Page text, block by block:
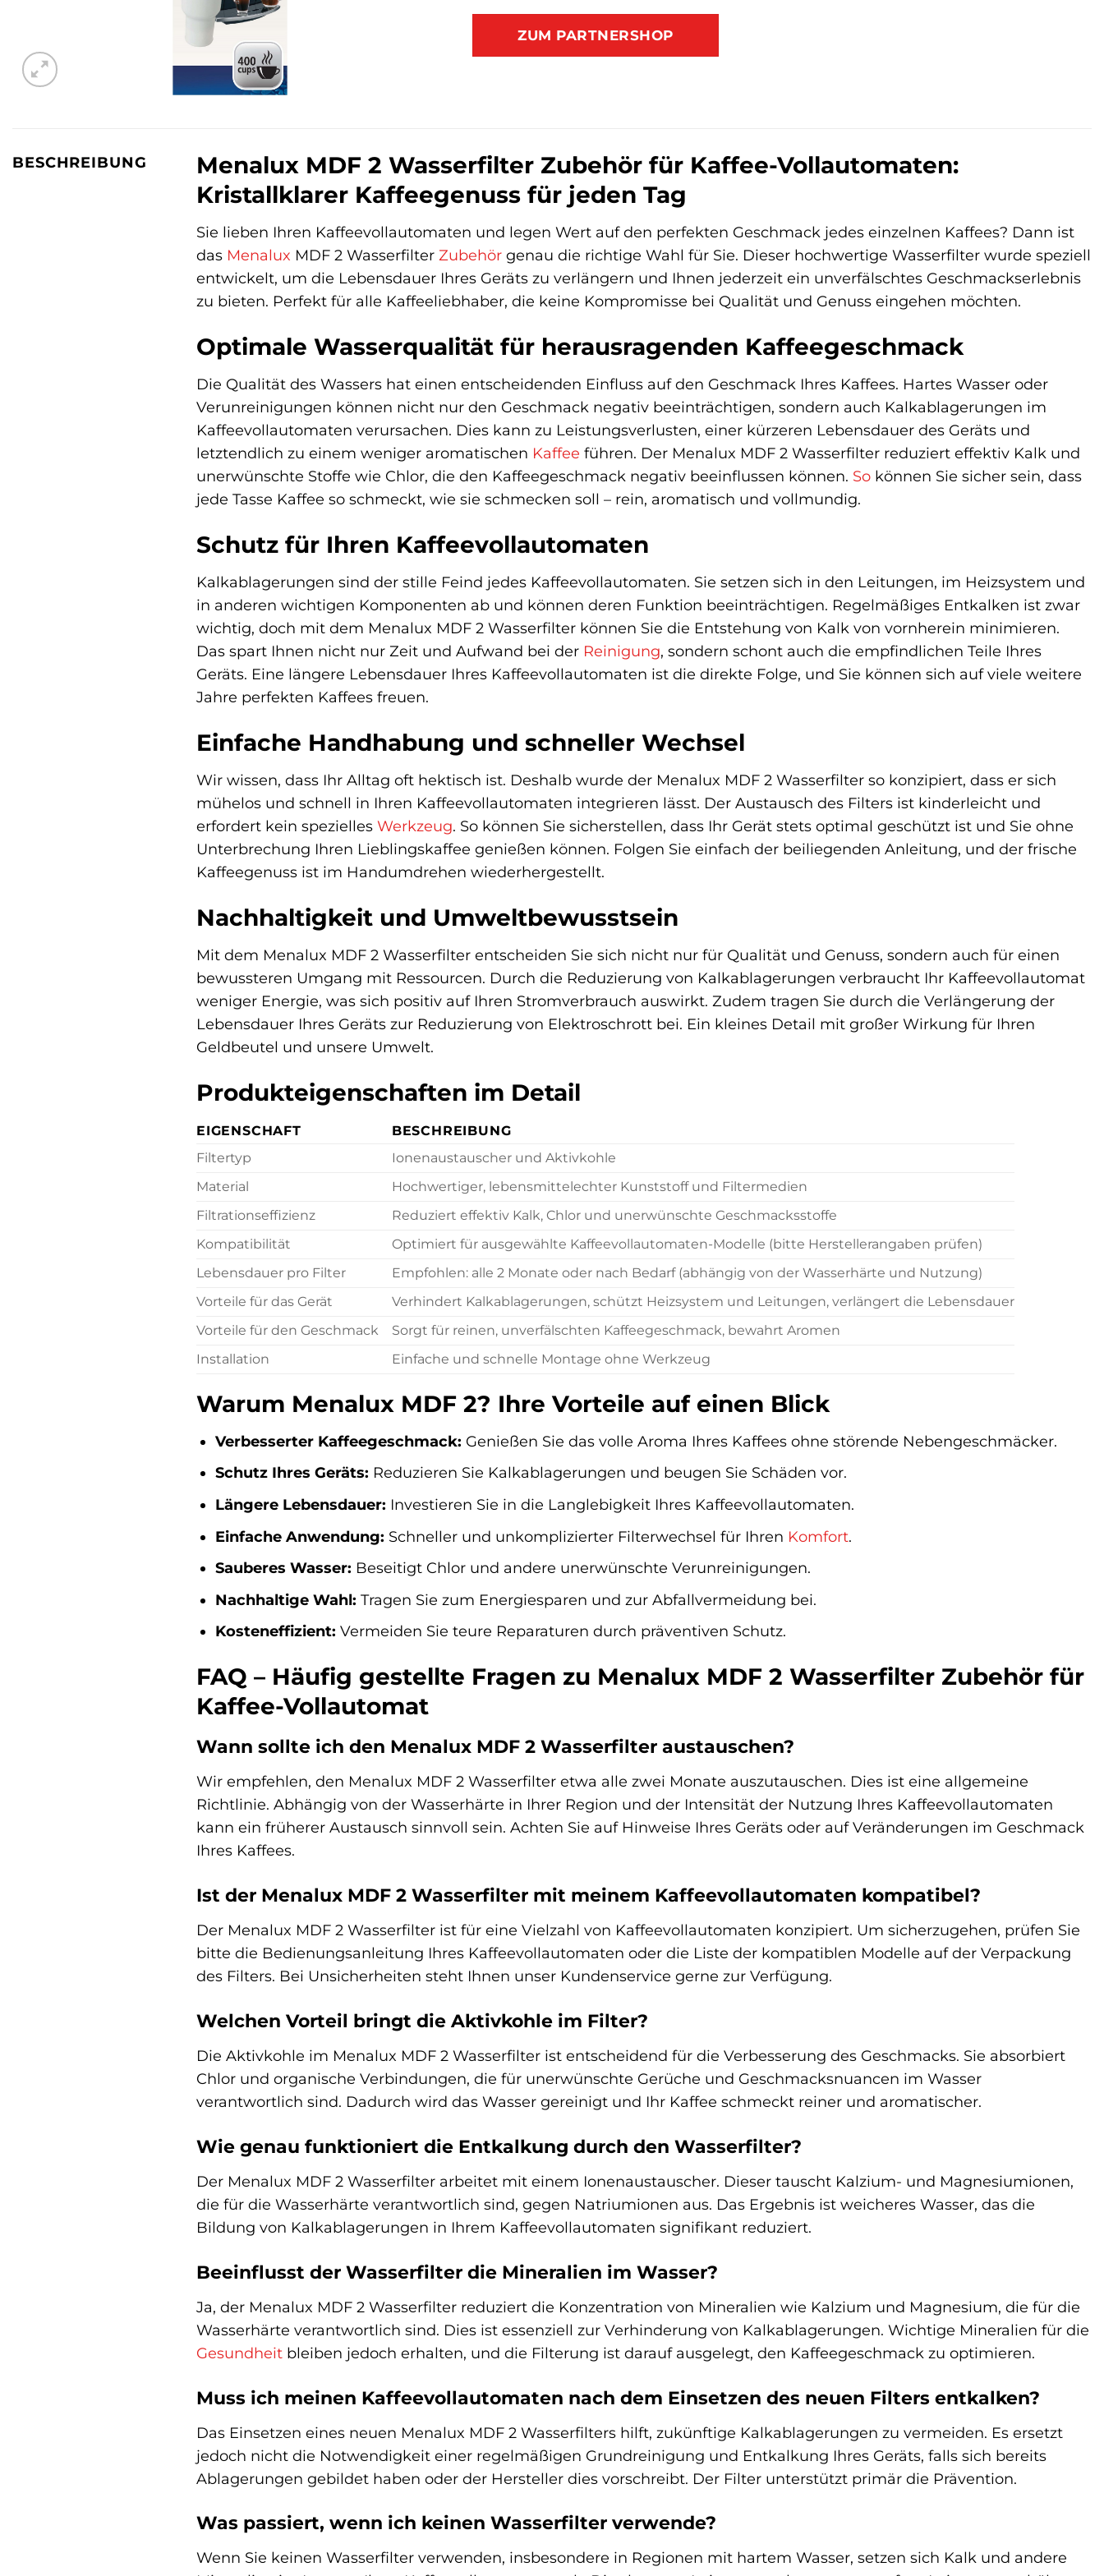
ZUM PARTNERSHOP
BESCHREIBUNG
Menalux MDF 2 Wasserfilter Zubehör für Kaffee-Vollautomaten:
Kristallklarer Kaffeegenuss für jeden Tag
Sie lieben Ihren Kaffeevollautomaten und legen Wert auf den perfekten Geschmack jedes einzelnen Kaffees? Dann ist
das Menalux MDF 2 Wasserfilter Zubehör genau die richtige Wahl für Sie. Dieser hochwertige Wasserfilter wurde speziell
entwickelt, um die Lebensdauer Ihres Geräts zu verlängern und Ihnen jederzeit ein unverfälschtes Geschmackserlebnis
zu bieten. Perfekt für alle Kaffeeliebhaber, die keine Kompromisse bei Qualität und Genuss eingehen möchten.
Optimale Wasserqualität für herausragenden Kaffeegeschmack
Die Qualität des Wassers hat einen entscheidenden Einfluss auf den Geschmack Ihres Kaffees. Hartes Wasser oder
Verunreinigungen können nicht nur den Geschmack negativ beeinträchtigen, sondern auch Kalkablagerungen im
Kaffeevollautomaten verursachen. Dies kann zu Leistungsverlusten, einer kürzeren Lebensdauer des Geräts und
letztendlich zu einem weniger aromatischen Kaffee führen. Der Menalux MDF 2 Wasserfilter reduziert effektiv Kalk und
unerwünschte Stoffe wie Chlor, die den Kaffeegeschmack negativ beeinflussen können. So können Sie sicher sein, dass
jede Tasse Kaffee so schmeckt, wie sie schmecken soll – rein, aromatisch und vollmundig.
Schutz für Ihren Kaffeevollautomaten
Kalkablagerungen sind der stille Feind jedes Kaffeevollautomaten. Sie setzen sich in den Leitungen, im Heizsystem und
in anderen wichtigen Komponenten ab und können deren Funktion beeinträchtigen. Regelmäßiges Entkalken ist zwar
wichtig, doch mit dem Menalux MDF 2 Wasserfilter können Sie die Entstehung von Kalk von vornherein minimieren.
Das spart Ihnen nicht nur Zeit und Aufwand bei der Reinigung, sondern schont auch die empfindlichen Teile Ihres
Geräts. Eine längere Lebensdauer Ihres Kaffeevollautomaten ist die direkte Folge, und Sie können sich auf viele weitere
Jahre perfekten Kaffees freuen.
Einfache Handhabung und schneller Wechsel
Wir wissen, dass Ihr Alltag oft hektisch ist. Deshalb wurde der Menalux MDF 2 Wasserfilter so konzipiert, dass er sich
mühelos und schnell in Ihren Kaffeevollautomaten integrieren lässt. Der Austausch des Filters ist kinderleicht und
erfordert kein spezielles Werkzeug. So können Sie sicherstellen, dass Ihr Gerät stets optimal geschützt ist und Sie ohne
Unterbrechung Ihren Lieblingskaffee genießen können. Folgen Sie einfach der beiliegenden Anleitung, und der frische
Kaffeegenuss ist im Handumdrehen wiederhergestellt.
Nachhaltigkeit und Umweltbewusstsein
Mit dem Menalux MDF 2 Wasserfilter entscheiden Sie sich nicht nur für Qualität und Genuss, sondern auch für einen
bewussteren Umgang mit Ressourcen. Durch die Reduzierung von Kalkablagerungen verbraucht Ihr Kaffeevollautomat
weniger Energie, was sich positiv auf Ihren Stromverbrauch auswirkt. Zudem tragen Sie durch die Verlängerung der
Lebensdauer Ihres Geräts zur Reduzierung von Elektroschrott bei. Ein kleines Detail mit großer Wirkung für Ihren
Geldbeutel und unsere Umwelt.
Produkteigenschaften im Detail
EIGENSCHAFT
BESCHREIBUNG
Filtertyp
Ionenaustauscher und Aktivkohle
Material
Hochwertiger, lebensmittelechter Kunststoff und Filtermedien
Filtrationseffizienz
Reduziert effektiv Kalk, Chlor und unerwünschte Geschmacksstoffe
Kompatibilität
Optimiert für ausgewählte Kaffeevollautomaten-Modelle (bitte Herstellerangaben prüfen)
Lebensdauer pro Filter
Empfohlen: alle 2 Monate oder nach Bedarf (abhängig von der Wasserhärte und Nutzung)
Vorteile für das Gerät
Verhindert Kalkablagerungen, schützt Heizsystem und Leitungen, verlängert die Lebensdauer
Vorteile für den Geschmack
Sorgt für reinen, unverfälschten Kaffeegeschmack, bewahrt Aromen
Installation
Einfache und schnelle Montage ohne Werkzeug
Warum Menalux MDF 2? Ihre Vorteile auf einen Blick
Verbesserter Kaffeegeschmack: Genießen Sie das volle Aroma Ihres Kaffees ohne störende Nebengeschmäcker.
Schutz Ihres Geräts: Reduzieren Sie Kalkablagerungen und beugen Sie Schäden vor.
Längere Lebensdauer: Investieren Sie in die Langlebigkeit Ihres Kaffeevollautomaten.
Einfache Anwendung: Schneller und unkomplizierter Filterwechsel für Ihren Komfort.
Sauberes Wasser: Beseitigt Chlor und andere unerwünschte Verunreinigungen.
Nachhaltige Wahl: Tragen Sie zum Energiesparen und zur Abfallvermeidung bei.
Kosteneffizient: Vermeiden Sie teure Reparaturen durch präventiven Schutz.
FAQ – Häufig gestellte Fragen zu Menalux MDF 2 Wasserfilter Zubehör für
Kaffee-Vollautomat
Wann sollte ich den Menalux MDF 2 Wasserfilter austauschen?
Wir empfehlen, den Menalux MDF 2 Wasserfilter etwa alle zwei Monate auszutauschen. Dies ist eine allgemeine
Richtlinie. Abhängig von der Wasserhärte in Ihrer Region und der Intensität der Nutzung Ihres Kaffeevollautomaten
kann ein früherer Austausch sinnvoll sein. Achten Sie auf Hinweise Ihres Geräts oder auf Veränderungen im Geschmack
Ihres Kaffees.
Ist der Menalux MDF 2 Wasserfilter mit meinem Kaffeevollautomaten kompatibel?
Der Menalux MDF 2 Wasserfilter ist für eine Vielzahl von Kaffeevollautomaten konzipiert. Um sicherzugehen, prüfen Sie
bitte die Bedienungsanleitung Ihres Kaffeevollautomaten oder die Liste der kompatiblen Modelle auf der Verpackung
des Filters. Bei Unsicherheiten steht Ihnen unser Kundenservice gerne zur Verfügung.
Welchen Vorteil bringt die Aktivkohle im Filter?
Die Aktivkohle im Menalux MDF 2 Wasserfilter ist entscheidend für die Verbesserung des Geschmacks. Sie absorbiert
Chlor und organische Verbindungen, die für unerwünschte Gerüche und Geschmacksnuancen im Wasser
verantwortlich sind. Dadurch wird das Wasser gereinigt und Ihr Kaffee schmeckt reiner und aromatischer.
Wie genau funktioniert die Entkalkung durch den Wasserfilter?
Der Menalux MDF 2 Wasserfilter arbeitet mit einem Ionenaustauscher. Dieser tauscht Kalzium- und Magnesiumionen,
die für die Wasserhärte verantwortlich sind, gegen Natriumionen aus. Das Ergebnis ist weicheres Wasser, das die
Bildung von Kalkablagerungen in Ihrem Kaffeevollautomaten signifikant reduziert.
Beeinflusst der Wasserfilter die Mineralien im Wasser?
Ja, der Menalux MDF 2 Wasserfilter reduziert die Konzentration von Mineralien wie Kalzium und Magnesium, die für die
Wasserhärte verantwortlich sind. Dies ist essenziell zur Verhinderung von Kalkablagerungen. Wichtige Mineralien für die
Gesundheit bleiben jedoch erhalten, und die Filterung ist darauf ausgelegt, den Kaffeegeschmack zu optimieren.
Muss ich meinen Kaffeevollautomaten nach dem Einsetzen des neuen Filters entkalken?
Das Einsetzen eines neuen Menalux MDF 2 Wasserfilters hilft, zukünftige Kalkablagerungen zu vermeiden. Es ersetzt
jedoch nicht die Notwendigkeit einer regelmäßigen Grundreinigung und Entkalkung Ihres Geräts, falls sich bereits
Ablagerungen gebildet haben oder der Hersteller dies vorschreibt. Der Filter unterstützt primär die Prävention.
Was passiert, wenn ich keinen Wasserfilter verwende?
Wenn Sie keinen Wasserfilter verwenden, insbesondere in Regionen mit hartem Wasser, setzen sich Kalk und andere